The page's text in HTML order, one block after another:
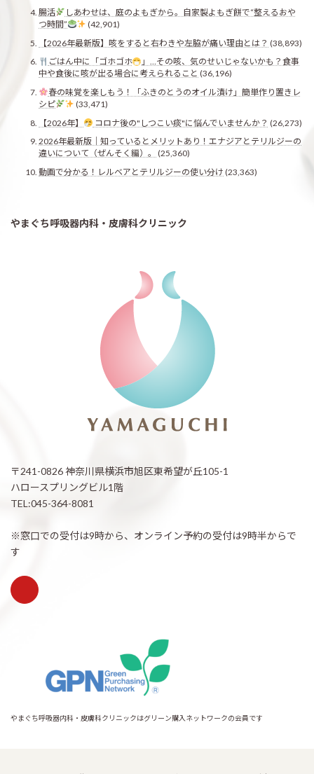
腸活
しあわせは、庭のよもぎから。自家製よもぎ餅で“整えるおや
つ時間”
(42,901)
【2026年最新版】咳をすると右わきや左脇が痛い理由とは？ (38,893)
ごはん中に「ゴホゴホ
」…その咳、気のせいじゃないかも？食事
中や食後に咳が出る場合に考えられること (36,196)
春の味覚を楽しもう！「ふきのとうのオイル漬け」簡単作り置きレ
シピ
(33,471)
【2026年】
コロナ後の"しつこい痰"に悩んでいませんか？ (26,273)
2026年最新版｜知っているとメリットあり！エナジアとテリルジーの
違いについて（ぜんそく編）。
(25,360)
動画で分かる！レルベアとテリルジーの使い分け (23,363)
やまぐち呼吸器内科・皮膚科クリニック
〒241-0826 神奈川県横浜市旭区東希望が丘105-1
ハロースプリングビル1階
TEL:045-364-8081
※窓口での受付は9時から、オンライン予約の受付は9時半からで
す
やまぐち呼吸器内科・皮膚科クリニックはグリーン購入ネットワークの会員です